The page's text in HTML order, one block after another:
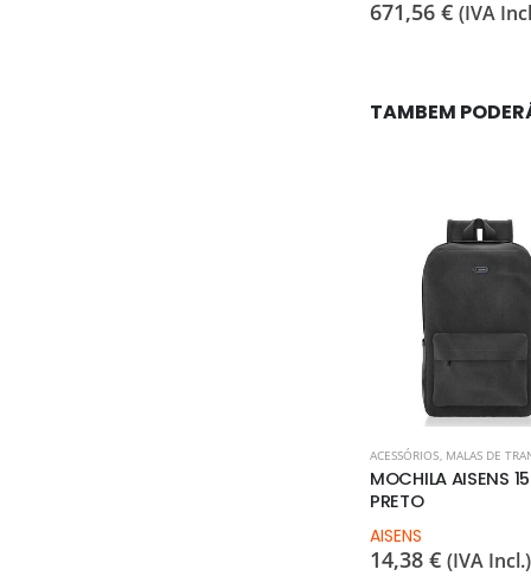
671,56 € (IVA
TAMBEM
ACESSÓRIOS, MALAS DE
MOCHILA AISENS
PRETO
AISENS
14,38 € (IVA Incl.)